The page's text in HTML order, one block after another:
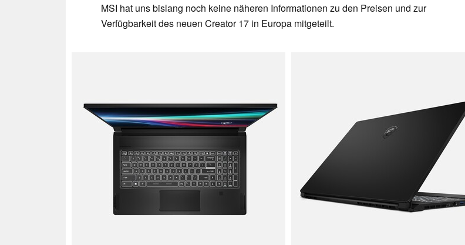
MSI hat uns bislang noch keine näheren Informationen zu den Preisen und zur
Verfügbarkeit des neuen Creator 17 in Europa mitgeteilt.